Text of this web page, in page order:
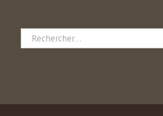
Rechercher: